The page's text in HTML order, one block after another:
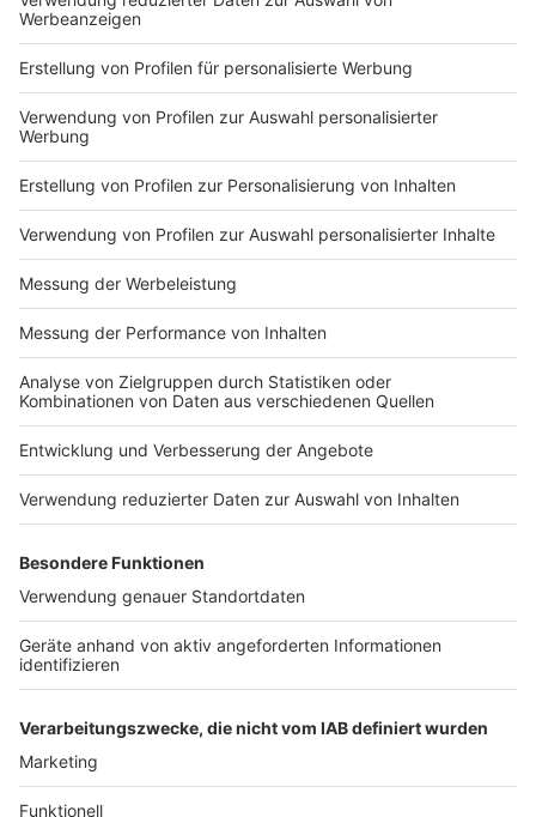
KONTAKT UND IMPRESSUM
AGB
DATENSCHUTZ
MEDIADATEN BRIEFING (PDF)
MEDIADATEN PRINT (PDF)
MEDIADATEN NEWS-WEBSITE (PDF)
ALLE COMPUTERWORLD BRIEFINGS
STELLENMARKT
COOKIE-MANAGER
Computerworld Newsletter
JETZT ABONNIEREN